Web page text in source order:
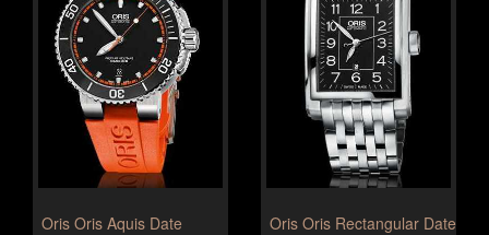
Oris Oris Aquis Date
Oris Oris Rectangular Date